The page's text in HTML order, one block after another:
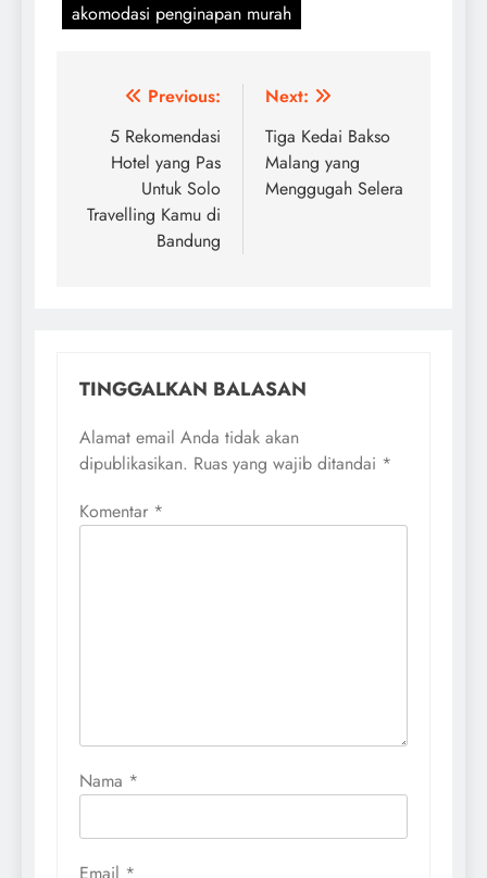
akomodasi penginapan murah
Navigasi
pos
Previous:
5 Rekomendasi
Hotel yang Pas
Untuk Solo
Travelling Kamu di
Bandung
Next:
Tiga Kedai Bakso
Malang yang
Menggugah Selera
TINGGALKAN BALASAN
Alamat email Anda tidak akan
dipublikasikan. Ruas yang wajib ditandai *
Komentar *
Nama *